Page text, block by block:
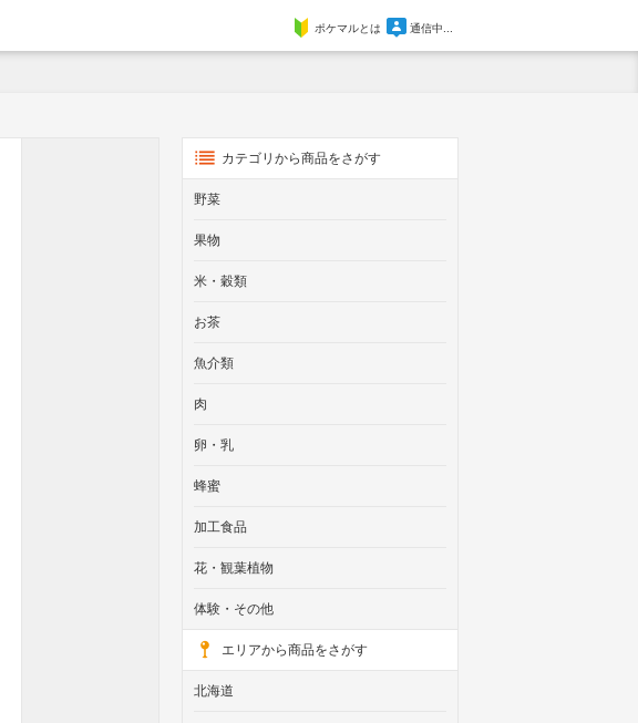
ポケマルとは 通信中...
カテゴリから商品をさがす
野菜
果物
米・穀類
お茶
魚介類
肉
卵・乳
蜂蜜
加工食品
花・観葉植物
体験・その他
エリアから商品をさがす
北海道